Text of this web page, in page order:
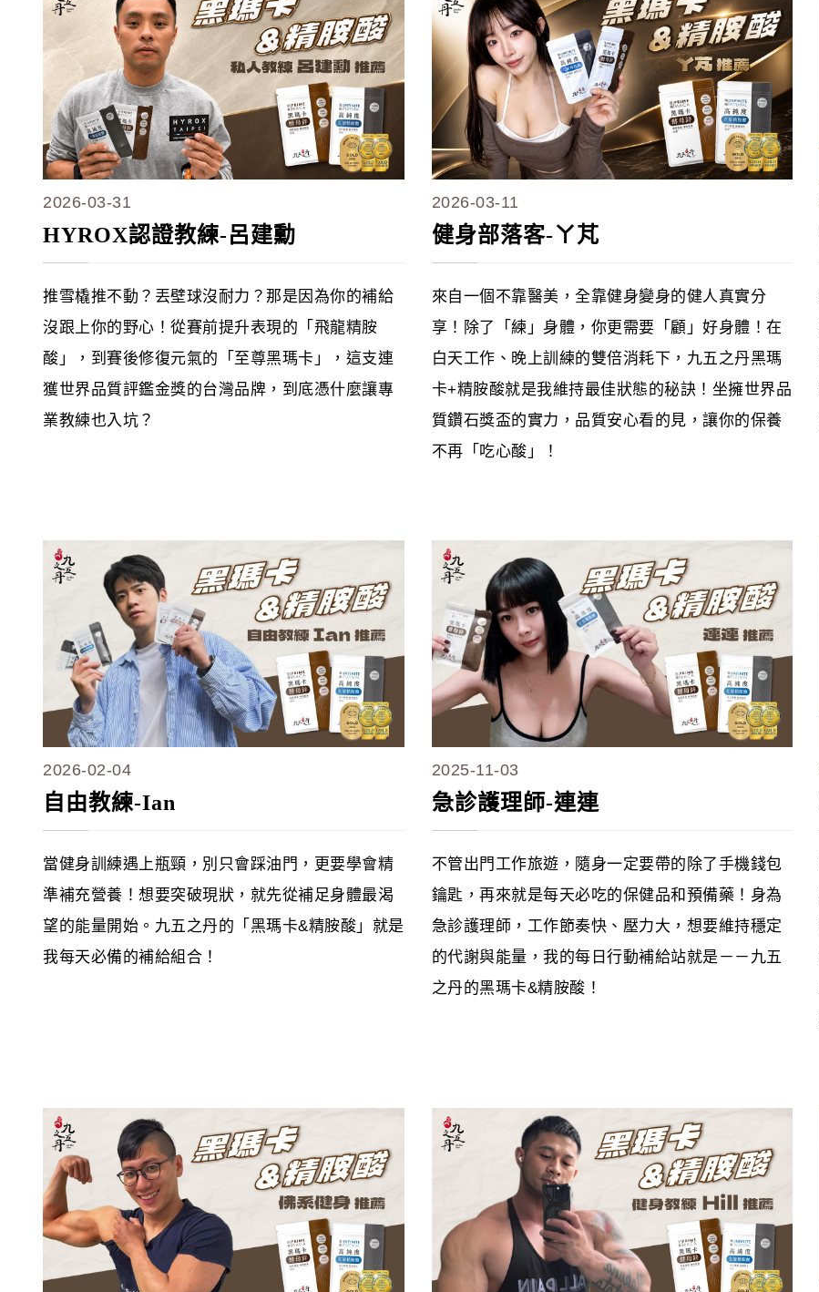
2026-03-31
HYROX認證教練-呂建勳
推雪橇推不動？丟壁球沒耐力？那是因為你的補給
沒跟上你的野心！從賽前提升表現的「飛龍精胺
酸」，到賽後修復元氣的「至尊黑瑪卡」，這支連
獲世界品質評鑑金獎的台灣品牌，到底憑什麼讓專
業教練也入坑？
2026-03-11
健身部落客-ㄚ芃
來自一個不靠醫美，全靠健身變身的健人真實分
享！除了「練」身體，你更需要「顧」好身體！在
白天工作、晚上訓練的雙倍消耗下，九五之丹黑瑪
卡+精胺酸就是我維持最佳狀態的秘訣！坐擁世界品
質鑽石獎盃的實力，品質安心看的見，讓你的保養
不再「吃心酸」！
2026-02-04
自由教練-Ian
當健身訓練遇上瓶頸，別只會踩油門，更要學會精
準補充營養！想要突破現狀，就先從補足身體最渴
望的能量開始。九五之丹的「黑瑪卡&精胺酸」就是
我每天必備的補給組合！
2025-11-03
急診護理師-連連
不管出門工作旅遊，隨身一定要帶的除了手機錢包
鑰匙，再來就是每天必吃的保健品和預備藥！身為
急診護理師，工作節奏快、壓力大，想要維持穩定
的代謝與能量，我的每日行動補給站就是－－九五
之丹的黑瑪卡&精胺酸！